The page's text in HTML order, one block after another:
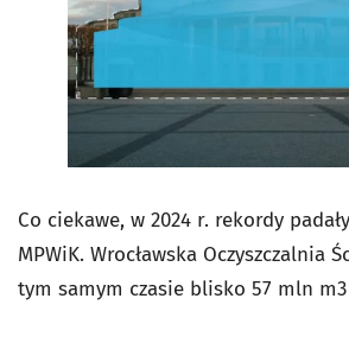
Co ciekawe, w 2024 r. rekordy
MPWiK. Wrocławska Oczyszczalnia
tym samym czasie blisko 57 mln